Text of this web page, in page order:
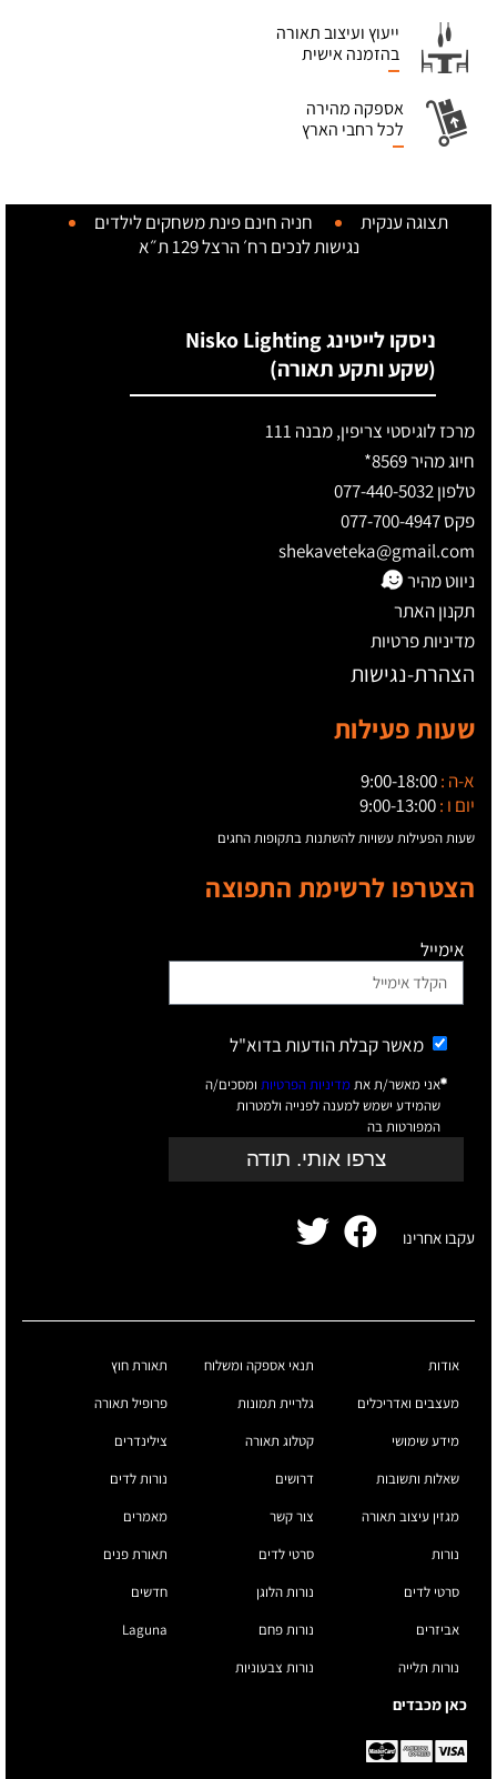
ייעוץ ועיצוב תאורה
בהזמנה אישית
אספקה מהירה
לכל רחבי הארץ
תצוגה ענקית חניה חינם פינת משחקים לילדים
נגישות לנכים רח׳ הרצל 129 ת״א
ניסקו לייטינג Nisko Lighting
(שקע ותקע תאורה)
מרכז לוגיסטי צריפין, מבנה 111
חיוג מהיר 8569*
טלפון 077-440-5032
פקס 077-700-4947
shekaveteka@gmail.com
ניווט מהיר
תקנון האתר
מדיניות פרטיות
הצהרת-נגישות
שעות פעילות
א-ה :9:00-18:00
יום ו :9:00-13:00
שעות הפעילות עשויות להשתנות בתקופות החגים
הצטרפו לרשימת התפוצה
אימייל
מאשר קבלת הודעות בדוא"ל
אני מאשר/ת אתמדיניות הפרטיות ומסכים/ה
שהמידע ישמש למענה לפנייה ולמטרות
המפורטות בה
צרפו אותי. תודה
עקבו אחרינו
אודות
מעצבים ואדריכלים
מידע שימושי
שאלות ותשובות
מגזין עיצוב תאורה
תנאי אספקה ומשלוח
גלריית תמונות
קטלוג תאורה
דרושים
צור קשר
תאורת חוץ
פרופיל תאורה
צילינדרים
נורות לדים
מאמרים
נורות
סרטי לדים
אביזרים
נורות תלייה
סרטי לדים
נורות הלוגן
נורות פחם
נורות צבעוניות
תאורת פנים
חדשים
Laguna
כאן מכבדים